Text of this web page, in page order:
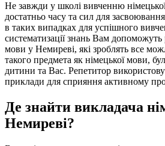
Не завжди у школі вивченню
достатньо часу та сил для
в таких випадках для успішного
систематизації знань Вам допоможуть
мови у Немиреві, які зроблять все
такого предмета як німецької мови,
дитини та Вас. Репетитор
приклади для сприяння активному
Де знайти викладача
Немиреві?